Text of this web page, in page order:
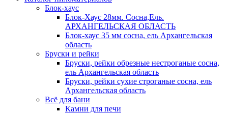
Блок-хаус
Блок-Хаус 28мм. Сосна,Ель.
АРХАНГЕЛЬСКАЯ ОБЛАСТЬ
Блок-хаус 35 мм сосна, ель Архангельская
область
Бруски и рейки
Бруски, рейки обрезные нестроганые сосна,
ель Архангельская область
Бруски, рейки сухие строганые сосна, ель
Архангельская область
Всё для бани
Камни для печи